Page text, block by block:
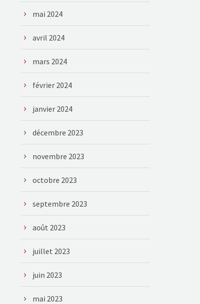
mai 2024
avril 2024
mars 2024
février 2024
janvier 2024
décembre 2023
novembre 2023
octobre 2023
septembre 2023
août 2023
juillet 2023
juin 2023
mai 2023